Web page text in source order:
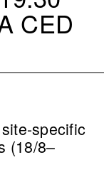
CED
specific
(18/8–